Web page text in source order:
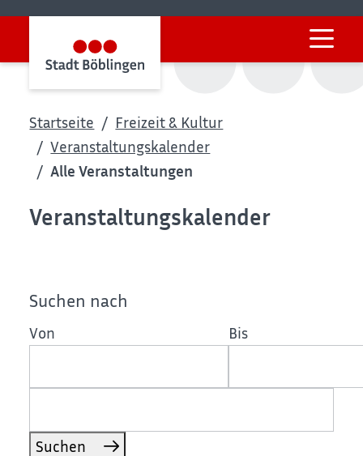
Startseite
Freizeit & Kultur
Veranstaltungskalender
Alle Veranstaltungen
Veranstaltungskalender
Suchen nach
Von Bis
Suchen